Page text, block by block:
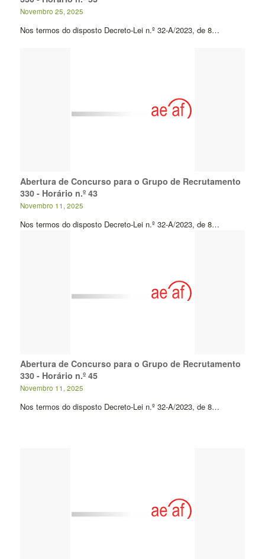
Novembro 25, 2025
Nos termos do disposto Decreto-Lei n.º 32-A/2023, de 8…
Abertura de Concurso para o Grupo de Recrutamento
330 - Horário n.º 43
Novembro 11, 2025
Nos termos do disposto Decreto-Lei n.º 32-A/2023, de 8…
Abertura de Concurso para o Grupo de Recrutamento
330 - Horário n.º 45
Novembro 11, 2025
Nos termos do disposto Decreto-Lei n.º 32-A/2023, de 8…